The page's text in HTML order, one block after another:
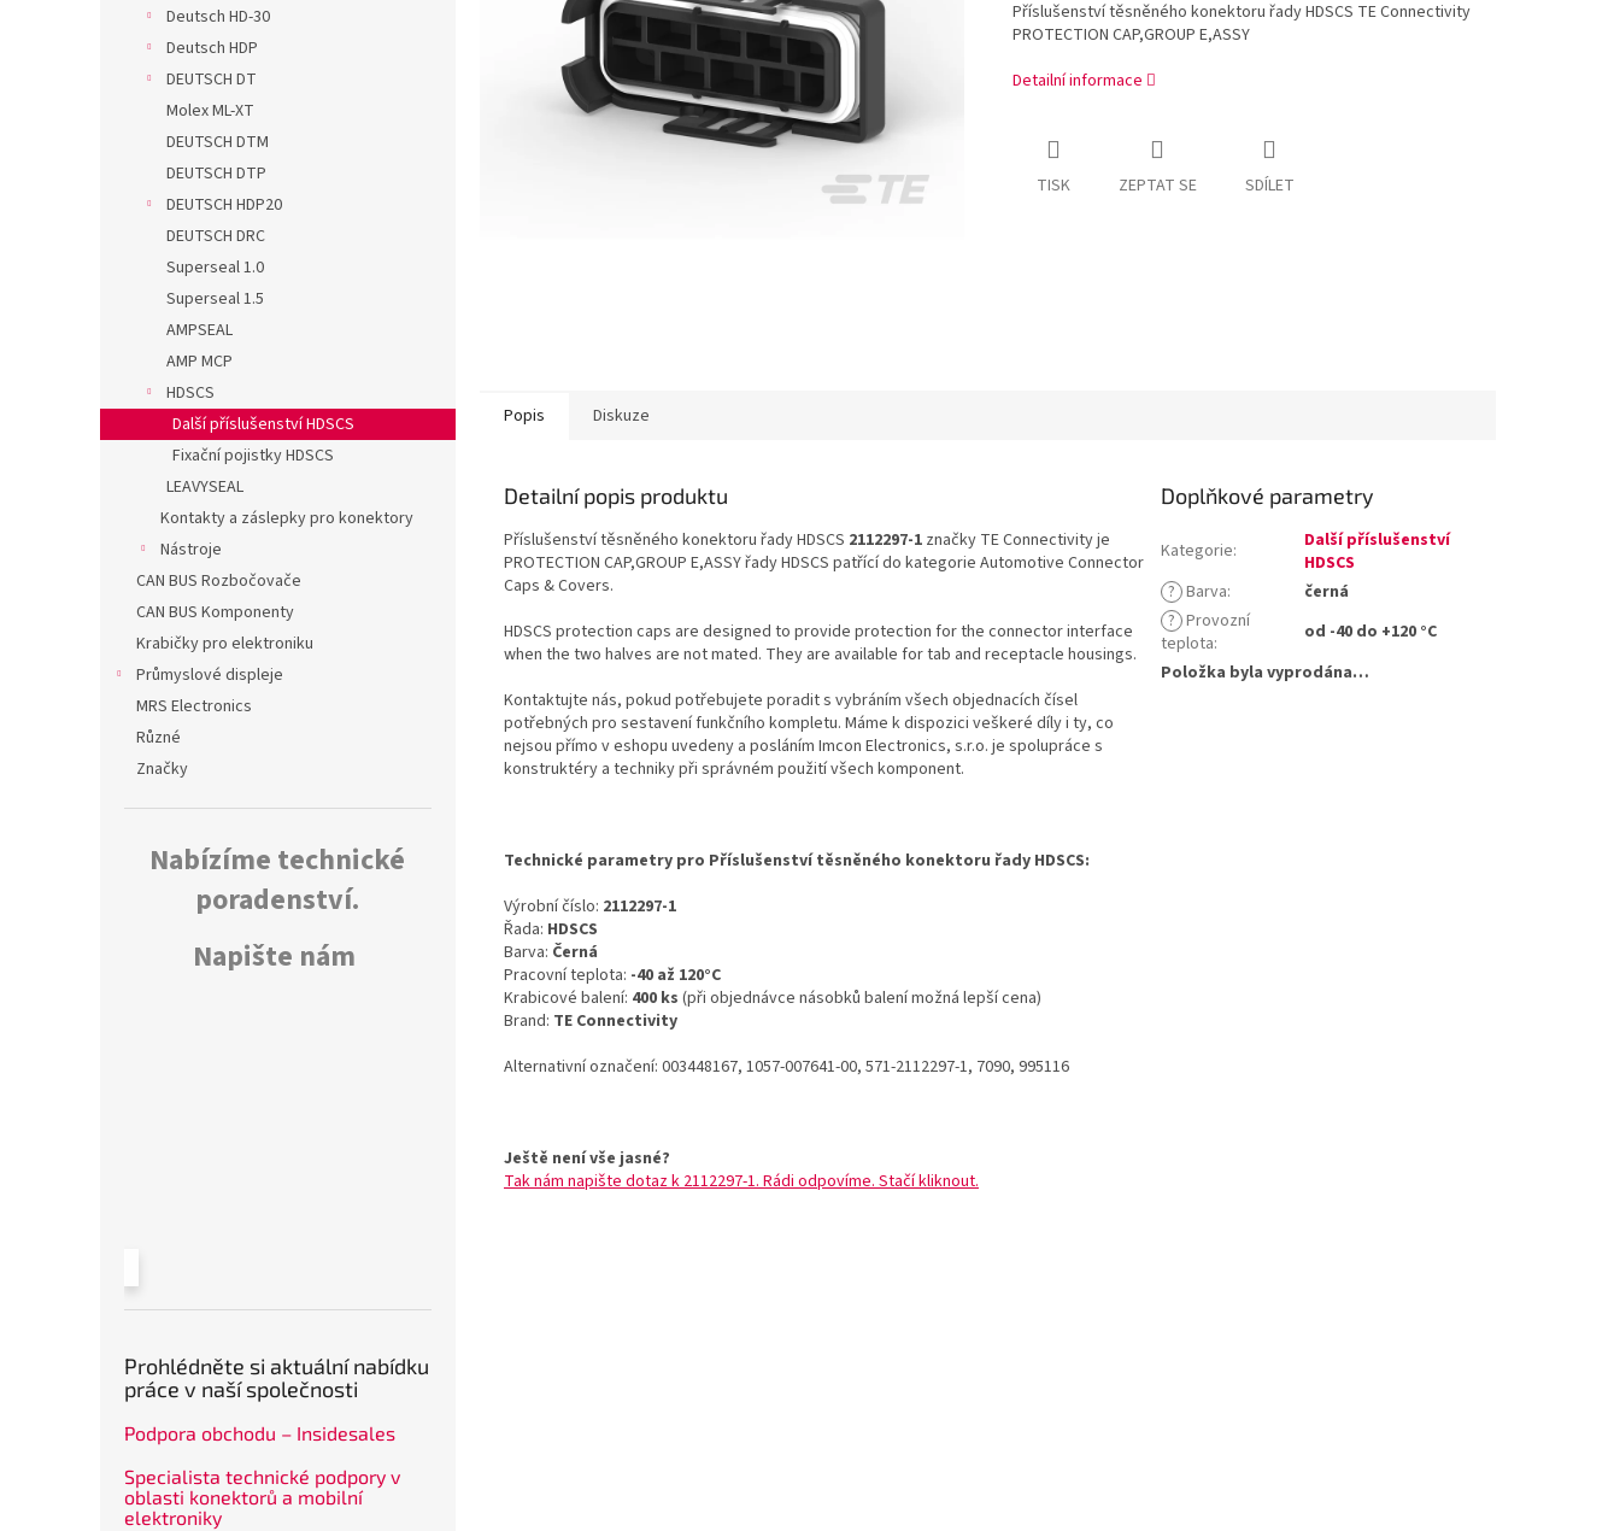
Deutsch HD-30
Deutsch HDP
DEUTSCH DT
Molex ML-XT
DEUTSCH DTM
DEUTSCH DTP
DEUTSCH HDP20
DEUTSCH DRC
Superseal 1.0
Superseal 1.5
AMPSEAL
AMP MCP
HDSCS
Další příslušenství HDSCS
Fixační pojistky HDSCS
LEAVYSEAL
Kontakty a záslepky pro konektory
Nástroje
CAN BUS Rozbočovače
CAN BUS Komponenty
Krabičky pro elektroniku
Průmyslové displeje
MRS Electronics
Různé
Značky
Nabízíme technické
poradenství.
Napište nám
Prohlédněte si aktuální nabídku
práce v naší společnosti
Podpora obchodu – Insidesales
Specialista technické podpory v
oblasti konektorů a mobilní
elektroniky
Příslušenství těsněného konektoru řady HDSCS TE Connectivity
PROTECTION CAP,GROUP E,ASSY
Detailní informace
TISK ZEPTAT SE SDÍLET
Popis Diskuze
Detailní popis produktu
Příslušenství těsněného konektoru řady HDSCS 2112297-1 značky TE Connectivity je
PROTECTION CAP,GROUP E,ASSY řady HDSCS patřící do kategorie Automotive Connector
Caps & Covers.
HDSCS protection caps are designed to provide protection for the connector interface
when the two halves are not mated. They are available for tab and receptacle housings.
Kontaktujte nás, pokud potřebujete poradit s vybráním všech objednacích čísel
potřebných pro sestavení funkčního kompletu. Máme k dispozici veškeré díly i ty, co
nejsou přímo v eshopu uvedeny a posláním Imcon Electronics, s.r.o. je spolupráce s
konstruktéry a techniky při správném použití všech komponent.
Technické parametry pro Příslušenství těsněného konektoru řady HDSCS:
Výrobní číslo: 2112297-1
Řada: HDSCS
Barva: Černá
Pracovní teplota: -40 až 120°C
Krabicové balení: 400 ks (při objednávce násobků balení možná lepší cena)
Brand: TE Connectivity
Alternativní označení: 003448167, 1057-007641-00, 571-2112297-1, 7090, 995116
Ještě není vše jasné?
Tak nám napište dotaz k 2112297-1. Rádi odpovíme. Stačí kliknout.
Doplňkové parametry
Kategorie:
Další příslušenství
HDSCS
? Barva:
černá
? Provozní
teplota:
od -40 do +120 °C
Položka byla vyprodána…